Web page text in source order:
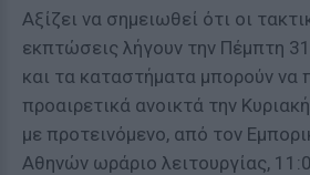
Αξίζει να σημειωθεί ότι οι
εκπτώσεις λήγουν την Πέμπτη
και τα καταστήματα μπορούν να
προαιρετικά ανοικτά την
με προτεινόμενο, από τον
Αθηνών ωράριο λειτουργίας,